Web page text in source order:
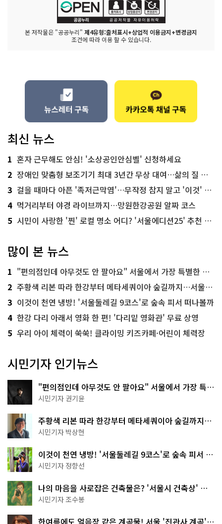
본 저작물은 "공공누리" 제4유형:출처표시+상업적 이용금지+변경금지
조건에 따라 이용 할 수 있습니다.
최신 뉴스
1 혼자 근무해도 안심! '소상공인안심벨' 신청하세요
2 장애인 맞춤형 보조기기 최대 3년간 무상 대여…삶의 질 높인다
3 걸을 때마다 아픈 '족저근막염'…무작정 참지 말고 '이것' 해보세요!
4 먹거리부터 야경 라이브까지…망원한강공원 알짜 코스
5 시민이 사랑한 '찐' 로컬 명소 어디? '서울에디션25' 추천 코스
많이 본 뉴스
1 "편의점인데 아무것도 안 팔아요" 서울에서 가장 특별한 편의점의 정체
2 주황색 리본 따라 한강부터 메타세쿼이아 숲길까지…서울둘레길 15코스
3 이것이 천연 냉방! '서울둘레길 9코스'로 숲속 피서 떠나볼까
4 한강 다리 아래서 영화 한 편! '다리밑 영화관' 무료 상영
5 우리 아이 체력이 쑥쑥! 클라이밍 키즈카페·어린이 체력장
시민기자 인기뉴스
"편의점인데 아무것도 안 팔아요" 서울에서 가장 특별
한 편의점의 정체
시민기자 권기윤
주황색 리본 따라 한강부터 메타세쿼이아 숲길까지…
서울둘레길 15코스
시민기자 박상현
이것이 천연 냉방! '서울둘레길 9코스'로 숲속 피서 떠
나볼까
시민기자 정향선
나의 마음을 사로잡은 건축물은? '서울시 건축상' 수
상작 공개!
시민기자 조수봉
한여름에도 얼음장 같은 계곡물! 서울 '진관사 계곡'이